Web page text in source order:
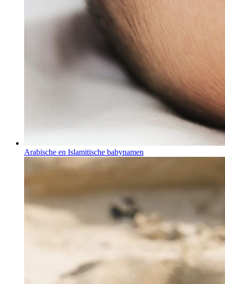
Arabische en Islamitische babynamen